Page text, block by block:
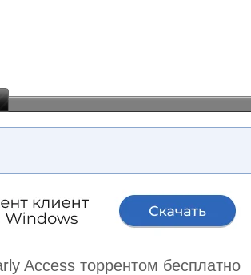
Access торрентом бесплатно